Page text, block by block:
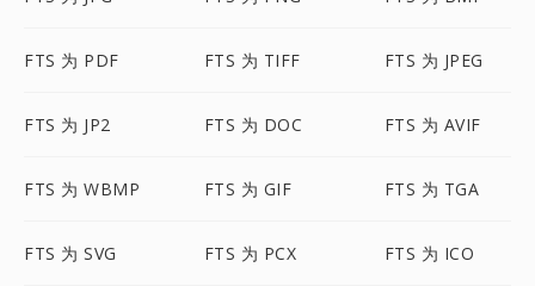
FTS 为 PDF FTS 为 TIFF FTS 为 JPEG
FTS 为 JP2 FTS 为 DOC FTS 为 AVIF
FTS 为 WBMP FTS 为 GIF FTS 为 TGA
FTS 为 SVG FTS 为 PCX FTS 为 ICO